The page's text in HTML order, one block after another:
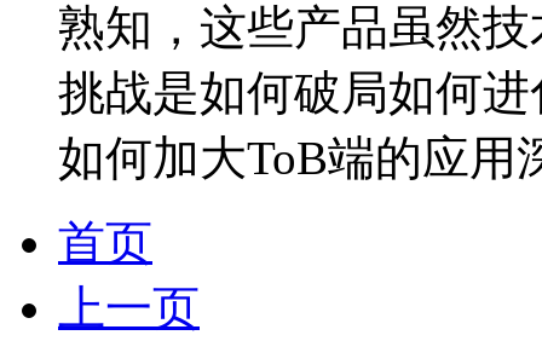
熟知，这些产品虽然
挑战是如何破局如何
如何加大ToB端的应用
首页
上一页